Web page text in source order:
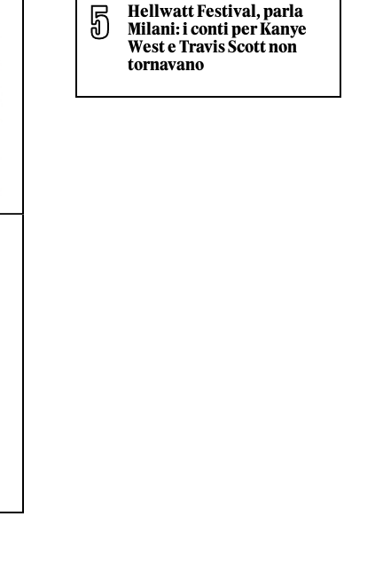
Hellwatt Festival, parla
Milani: i conti per Kanye
West e Travis Scott non
tornavano